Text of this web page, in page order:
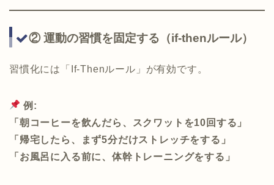
② 運動の習慣を固定する（if-thenルール）
習慣化には「If-Thenルール」が有効です。
例:
「朝コーヒーを飲んだら、スクワットを10回する」
「帰宅したら、まず5分だけストレッチをする」
「お風呂に入る前に、体幹トレーニングをする」